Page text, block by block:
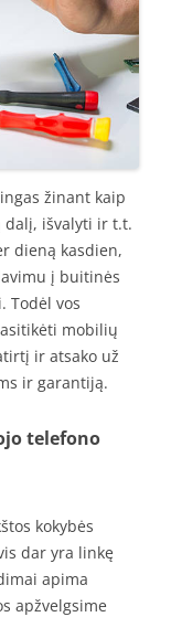
žinant kaip
dalį, išvalyti ir t.t.
dieną kasdien,
į buitinės
Todėl vos
mobilių
ir atsako už
ir garantiją.
telefono
kokybės
dar yra linkę
apima
apžvelgsime